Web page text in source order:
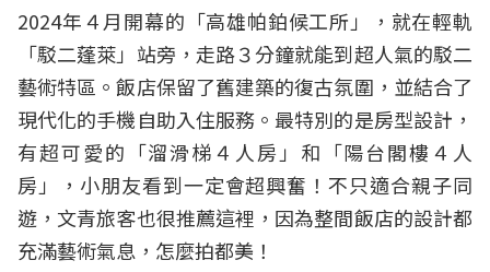
2024年４月開幕的「高雄帕鉑候工所」，就在輕軌
「駁二蓬萊」站旁，走路３分鐘就能到超人氣的駁二
藝術特區。飯店保留了舊建築的復古氛圍，並結合了
現代化的手機自助入住服務。最特別的是房型設計，
有超可愛的「溜滑梯４人房」和「陽台閣樓４人
房」，小朋友看到一定會超興奮！不只適合親子同
遊，文青旅客也很推薦這裡，因為整間飯店的設計都
充滿藝術氣息，怎麼拍都美！